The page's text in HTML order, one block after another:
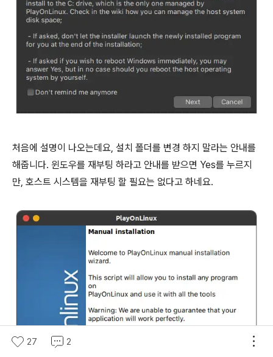
처음에 설명이 나오는데요, 설치 폴더를 변경 하지 말라는 안내를
해줍니다. 윈도우를 재부팅 하라고 안내를 받으면 Yes를 누르지
만, 호스트 시스템을 재부팅 할 필요는 없다고 하네요.
27 2